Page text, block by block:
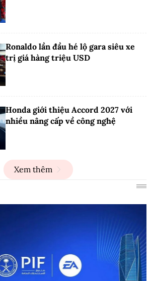
Ronaldo lần đầu hé lộ gara siêu xe
trị giá hàng triệu USD
Honda giới thiệu Accord 2027 với
nhiều nâng cấp về công nghệ
Xem thêm